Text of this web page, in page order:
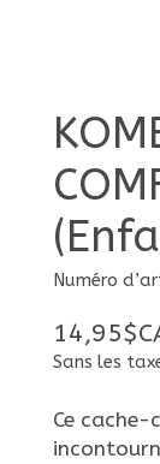
Numéro
Sans les
Ce